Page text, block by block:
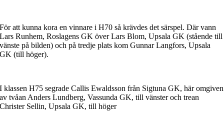
För att kunna kora en vinnare i H70 så krävdes det särspel. Där vann
Lars Runhem, Roslagens GK över Lars Blom, Upsala GK (stående till
vänste på bilden) och på tredje plats kom Gunnar Langfors, Upsala
GK (till höger).
I klassen H75 segrade Callis Ewaldsson från Sigtuna GK, här omgiven
av tvåan Anders Lundberg, Vassunda GK, till vänster och trean
Christer Sellin, Upsala GK, till höger